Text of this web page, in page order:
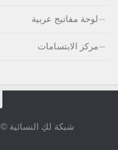
لوحة مفاتيج عربية
مركز الابتسامات
شبكة لكِ النسائية © 2026. All Rights Reserved.